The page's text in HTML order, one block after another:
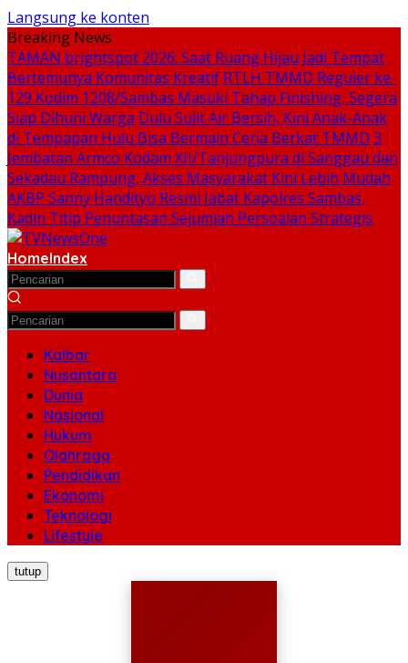
Langsung ke konten
Breaking News
TAMAN brightspot 2026: Saat Ruang Hijau Jadi Tempat
Bertemunya Komunitas Kreatif RTLH TMMD Reguler ke-
129 Kodim 1208/Sambas Masuki Tahap Finishing, Segera
Siap Dihuni Warga Dulu Sulit Air Bersih, Kini Anak-Anak
di Tempapan Hulu Bisa Bermain Ceria Berkat TMMD 3
Jembatan Armco Kodam XII/Tanjungpura di Sanggau dan
Sekadau Rampung, Akses Masyarakat Kini Lebih Mudah
AKBP Sanny Handityo Resmi Jabat Kapolres Sambas,
Kadin Titip Penuntasan Sejumlah Persoalan Strategis
HomeIndex
Kalbar
Nusantara
Dunia
Nasional
Hukum
Olahraga
Pendidikan
Ekonomi
Teknologi
Lifestyle
tutup